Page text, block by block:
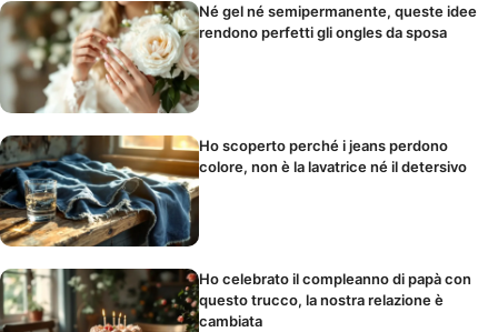
Né gel né semipermanente, queste idee
rendono perfetti gli ongles da sposa
Ho scoperto perché i jeans perdono
colore, non è la lavatrice né il detersivo
Ho celebrato il compleanno di papà con
questo trucco, la nostra relazione è
cambiata